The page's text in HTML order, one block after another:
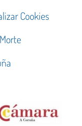
Cookies